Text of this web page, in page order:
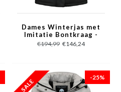
Dames Winterjas met
Imitatie Bontkraag -
Slim Fit - Zwart
€194,99 €146,24
-25%